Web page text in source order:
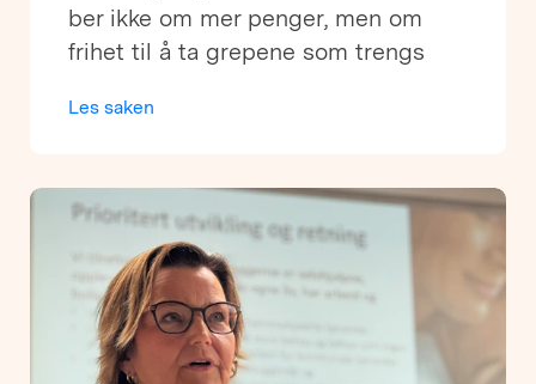
ber ikke om mer penger, men om
frihet til å ta grepene som trengs
Les saken